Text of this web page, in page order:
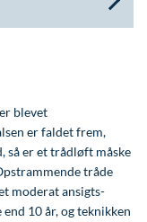
blevet
er faldet frem,
så er et trådløft måske
tråde
moderat ansigts-
10 år, og teknikken